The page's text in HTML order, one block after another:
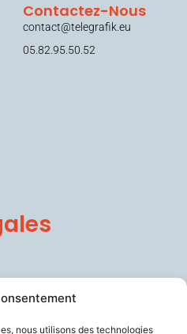
nous utilisons des technologies
Contactez-Nous
contact@telegrafik.eu
05.82.95.50.52